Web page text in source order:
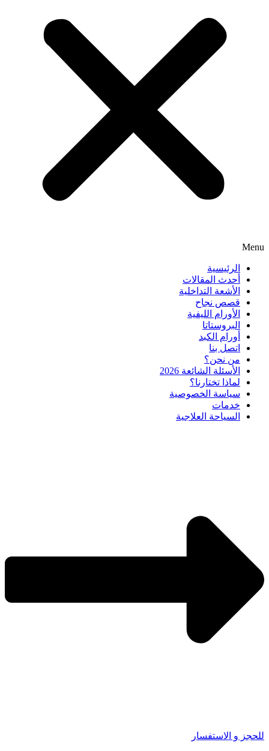
Menu
الرئيسية
أحدث المقالات
الأشعة التداخلية
قصص نجاح
الأورام الليفية
البروستاتا
أورام الكبد
اتصل بنا
من نحن؟
الأسئلة الشائعة 2026
لماذا تختارنا؟
سياسة الخصوصية
خدمات
السياحة العلاجية
للحجز و الاستفسار